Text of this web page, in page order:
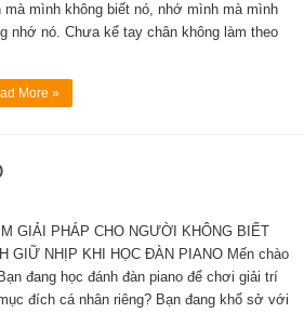
mà mình không biết nó, nhớ mình mà mình
nhớ nó. Chưa kể tay chân không làm theo
More »
GIẢI PHÁP CHO NGƯỜI KHÔNG BIẾT
GIỮ NHỊP KHI HỌC ĐÀN PIANO Mến chào
đang học đánh đàn piano để chơi giải trí
đích cá nhân riêng? Bạn đang khổ sở với